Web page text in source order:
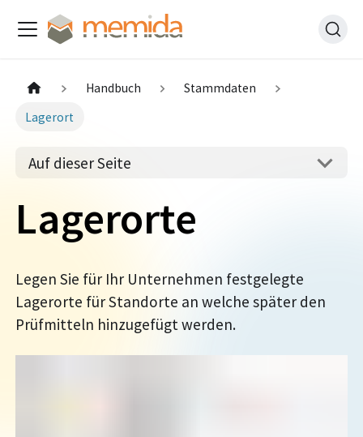
Handbuch
Stammdaten
Lagerort
Auf dieser Seite
Lagerorte
Legen Sie für Ihr Unternehmen festgelegte
Lagerorte für Standorte an welche später den
Prüfmitteln hinzugefügt werden.